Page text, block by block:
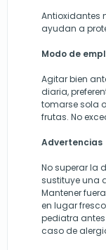
Antioxidantes
ayudan a
Modo de
Agitar bien
diaria,
tomarse sola
frutas. No
Advertencias
No superar la
sustituye una
Mantener
en lugar
pediatra
caso de